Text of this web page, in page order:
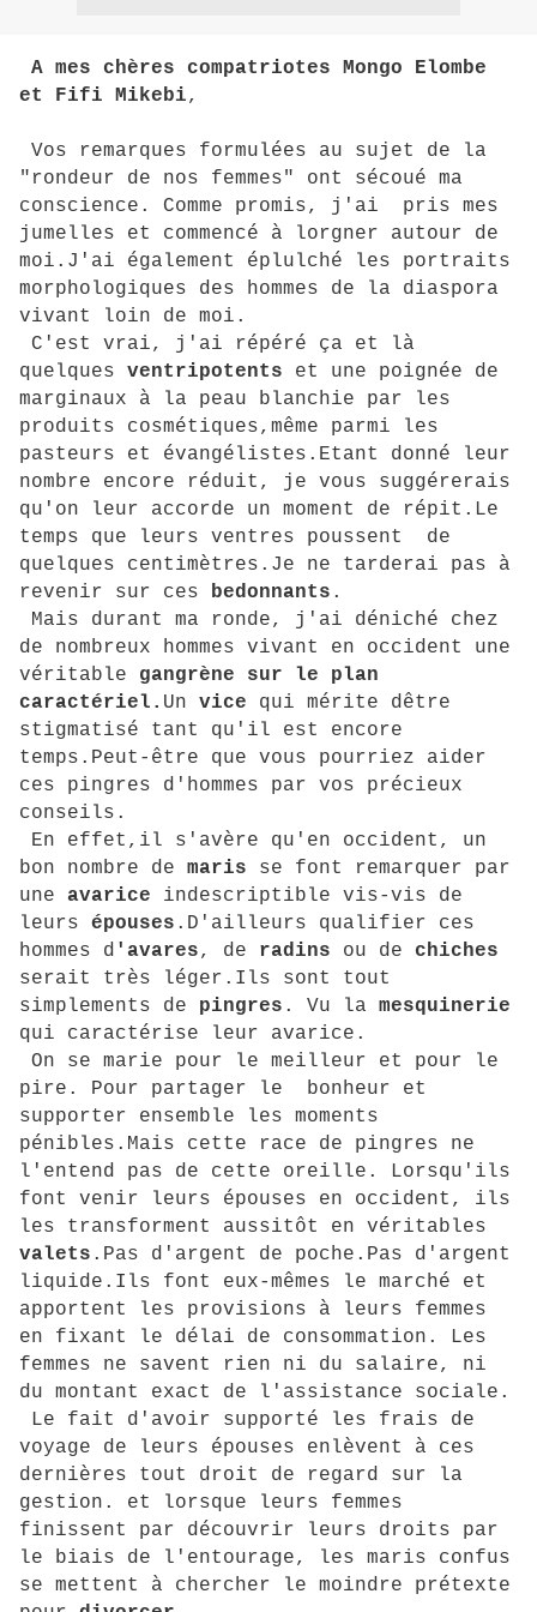
A mes chères compatriotes Mongo Elombe
et Fifi Mikebi,
Vos remarques formulées au sujet de la
"rondeur de nos femmes" ont sécoué ma
conscience. Comme promis, j'ai pris mes
jumelles et commencé à lorgner autour de
moi.J'ai également éplulché les portraits
morphologiques des hommes de la diaspora
vivant loin de moi.
C'est vrai, j'ai répéré ça et là
quelques ventripotents et une poignée de
marginaux à la peau blanchie par les
produits cosmétiques,même parmi les
pasteurs et évangélistes.Etant donné leur
nombre encore réduit, je vous suggérerais
qu'on leur accorde un moment de répit.Le
temps que leurs ventres poussent de
quelques centimètres.Je ne tarderai pas à
revenir sur ces bedonnants .
Mais durant ma ronde, j'ai déniché chez
de nombreux hommes vivant en occident une
véritable gangrène sur le plan
caractériel. Un vice qui mérite dêtre
stigmatisé tant qu'il est encore
temps.Peut-être que vous pourriez aider
ces pingres d'hommes par vos précieux
conseils.
En effet,il s'avère qu'en occident, un
bon nombre de maris se font remarquer par
une avarice indescriptible vis-vis de
leurs épouses .D'ailleurs qualifier ces
hommes d 'avares, de radins ou de chiches
serait très léger.Ils sont tout
simplements de pingres . Vu la mesquinerie
qui caractérise leur avarice.
On se marie pour le meilleur et pour le
pire. Pour partager le bonheur et
supporter ensemble les moments
pénibles.Mais cette race de pingres ne
l'entend pas de cette oreille. Lorsqu'ils
font venir leurs épouses en occident, ils
les transforment aussitôt en véritables
valets .Pas d'argent de poche.Pas d'argent
liquide.Ils font eux-mêmes le marché et
apportent les provisions à leurs femmes
en fixant le délai de consommation. Les
femmes ne savent rien ni du salaire, ni
du montant exact de l'assistance sociale.
Le fait d'avoir supporté les frais de
voyage de leurs épouses enlèvent à ces
dernières tout droit de regard sur la
gestion. et lorsque leurs femmes
finissent par découvrir leurs droits par
le biais de l'entourage, les maris confus
se mettent à chercher le moindre prétexte